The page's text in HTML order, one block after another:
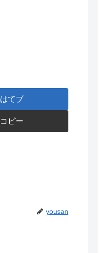
はてブ
コピー
yousan